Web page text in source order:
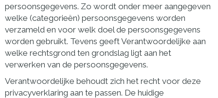
persoonsgegevens. Zo wordt onder meer aangegeven
welke (categorieën) persoonsgegevens worden
verzameld en voor welk doel de persoonsgegevens
worden gebruikt. Tevens geeft Verantwoordelijke aan
welke rechtsgrond ten grondslag ligt aan het
verwerken van de persoonsgegevens.
Verantwoordelijke behoudt zich het recht voor deze
privacyverklaring aan te passen. De huidige